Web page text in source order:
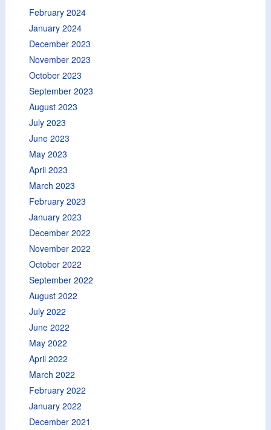
February 2024
January 2024
December 2023
November 2023
October 2023
September 2023
August 2023
July 2023
June 2023
May 2023
April 2023
March 2023
February 2023
January 2023
December 2022
November 2022
October 2022
September 2022
August 2022
July 2022
June 2022
May 2022
April 2022
March 2022
February 2022
January 2022
December 2021